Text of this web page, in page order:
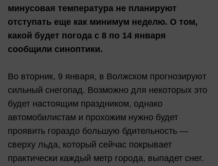
минусовая температура не планируют
отступать еще как минимум неделю. О том,
какой будет погода с 8 по 14 января
сообщили синоптики.
Во вторник, 9 января, в Волжском прогнозируют
сильный снегопад. Возможно для некоторых это
будет настоящим праздником, однако
автомобилистам и прохожим нужно будет
проявить гораздо большую бдительность —
сверху льда, который сейчас покрывает
практически каждый метр города, выпадет снег.